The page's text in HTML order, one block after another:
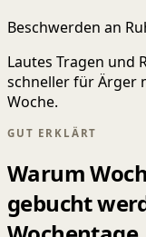
Beschwerden an
Lautes Tragen und
schneller für Ärger
Woche.
GUT ERKLÄRT
Warum
gebucht